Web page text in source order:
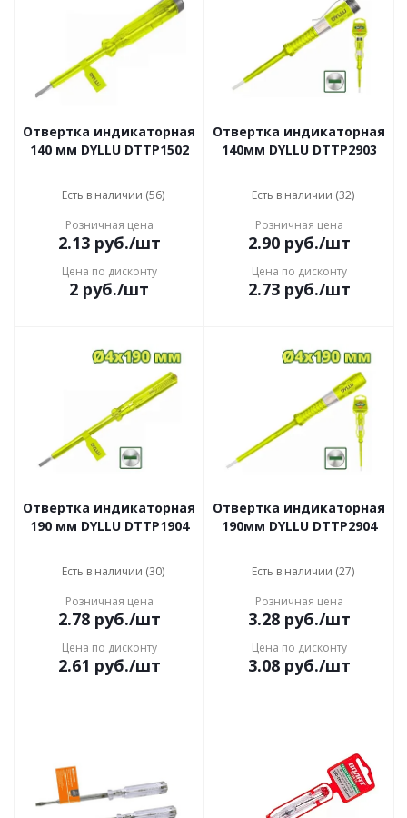
Отвертка индикаторная
140 мм DYLLU DTTP1502
Есть в наличии (56)
Розничная цена
2.13руб./шт
Цена по дисконту
2 руб./шт
Отвертка индикаторная
140мм DYLLU DTTP2903
Есть в наличии (32)
Розничная цена
2.90руб./шт
Цена по дисконту
2.73руб./шт
Отвертка индикаторная
190 мм DYLLU DTTP1904
Есть в наличии (30)
Розничная цена
2.78руб./шт
Цена по дисконту
2.61 руб./шт
Отвертка индикаторная
190мм DYLLU DTTP2904
Есть в наличии (27)
Розничная цена
3.28руб./шт
Цена по дисконту
3.08руб./шт